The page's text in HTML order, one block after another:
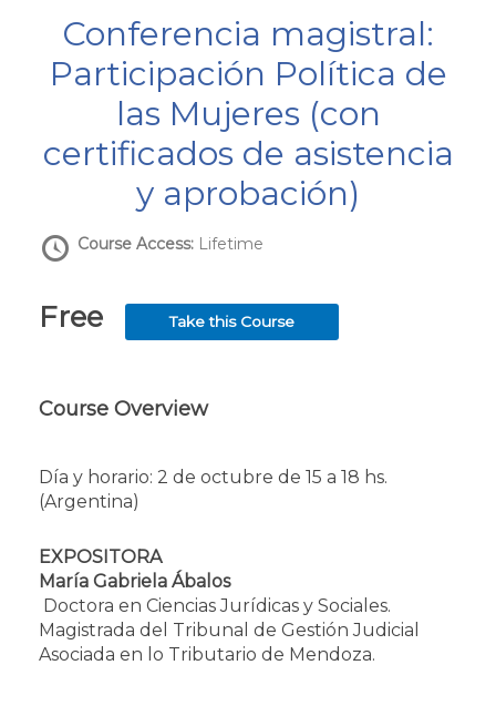
Conferencia magistral:
Participación Política de
las Mujeres (con
certificados de asistencia
y aprobación)
Course Access: Lifetime
Free Take this Course
Course Overview
Día y horario: 2 de octubre de 15 a 18 hs.
(Argentina)
EXPOSITORA
María Gabriela Ábalos
Doctora en Ciencias Jurídicas y Sociales.
Magistrada del Tribunal de Gestión Judicial
Asociada en lo Tributario de Mendoza.